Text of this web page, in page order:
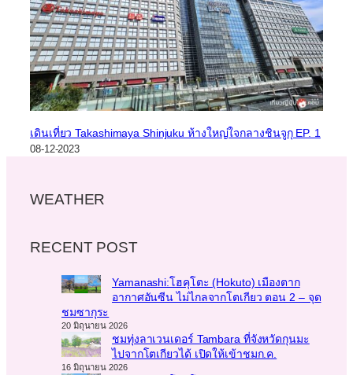
เดินเที่ยว Takashimaya Shinjuku ห้างใหญ่ใจกลางชินจูกุ EP. 1
08-12-2023
WEATHER
RECENT POST
Yamanashi:โฮคุโตะ (Hokuto) เมืองตาก
อากาศอันซีน ไม่ไกลจากโตเกียว ตอน 2 – จุด
ชมซากุระ
20 มิถุนายน 2026
ชมทุ่งลาเวนเดอร์ Tambara ที่จังหวัดกุนมะ
ไปจากโตเกียวได้ เปิดให้เข้าชมก.ค.
16 มิถุนายน 2026